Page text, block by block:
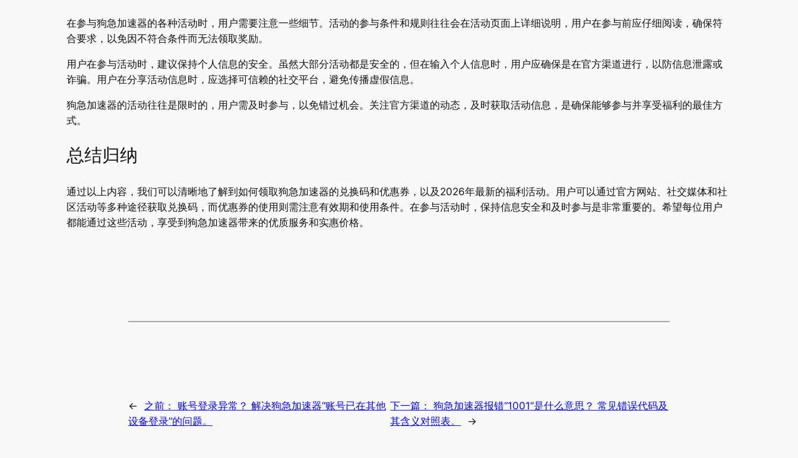
在参与狗急加速器的各种活动时，用户需要注意一些细节。活动的参与条件和规则往往会在活动页面上详细说明，用户在参与前应仔细阅读，确保符
合要求，以免因不符合条件而无法领取奖励。
用户在参与活动时，建议保持个人信息的安全。虽然大部分活动都是安全的，但在输入个人信息时，用户应确保是在官方渠道进行，以防信息泄露或
诈骗。用户在分享活动信息时，应选择可信赖的社交平台，避免传播虚假信息。
狗急加速器的活动往往是限时的，用户需及时参与，以免错过机会。关注官方渠道的动态，及时获取活动信息，是确保能够参与并享受福利的最佳方
式。
总结归纳
通过以上内容，我们可以清晰地了解到如何领取狗急加速器的兑换码和优惠券，以及2026年最新的福利活动。用户可以通过官方网站、社交媒体和社
区活动等多种途径获取兑换码，而优惠券的使用则需注意有效期和使用条件。在参与活动时，保持信息安全和及时参与是非常重要的。希望每位用户
都能通过这些活动，享受到狗急加速器带来的优质服务和实惠价格。
← 之前： 账号登录异常？ 解决狗急加速器“账号已在其他
设备登录”的问题。
下一篇：
狗急加速器报错“1001”是什么意思？ 常见错误代码及
其含义对照表。
→